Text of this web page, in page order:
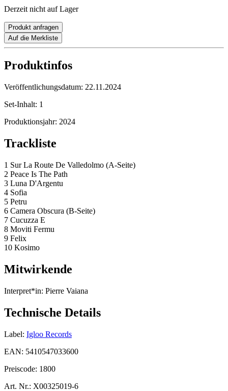
Derzeit nicht auf Lager
Produkt anfragen
Auf die Merkliste
Produktinfos
Veröffentlichungsdatum: 22.11.2024
Set-Inhalt: 1
Produktionsjahr: 2024
Trackliste
1 Sur La Route De Valledolmo (A-Seite)
2 Peace Is The Path
3 Luna D'Argentu
4 Sofia
5 Petru
6 Camera Obscura (B-Seite)
7 Cucuzza E
8 Moviti Fermu
9 Felix
10 Kosimo
Mitwirkende
Interpret*in: Pierre Vaiana
Technische Details
Label: Igloo Records
EAN: 5410547033600
Preiscode: 1800
Art. Nr.: X00325019-6